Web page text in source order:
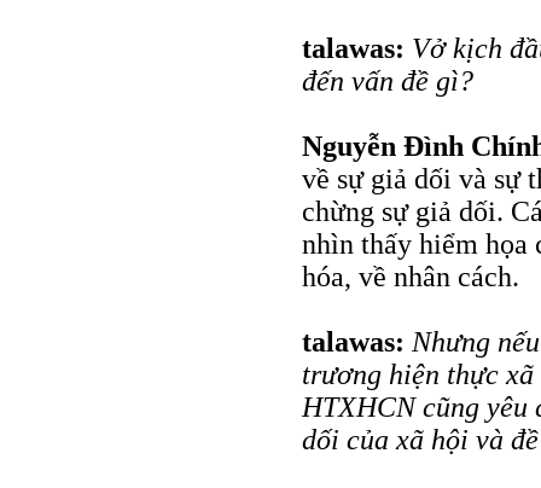
talawas: Vở kịch
đến vấn đề gì?
Nguyễn Đình
về sự giả dối và sự
chừng sự giả dối.
nhìn thấy hiểm họa
hóa, về nhân cách.
talawas: Nhưng
trương hiện thực
HTXHCN cũng
dối của xã hội và